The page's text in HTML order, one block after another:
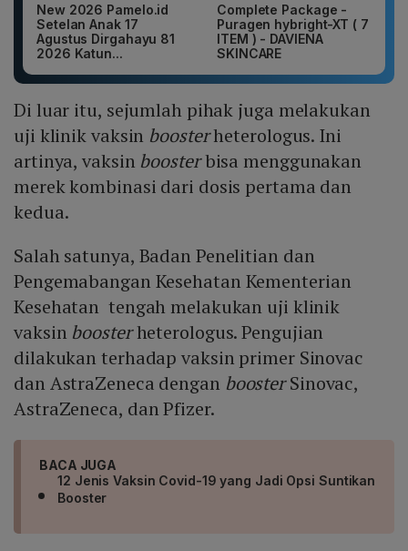
New 2026 Pamelo.id
Setelan Anak 17
Agustus Dirgahayu 81
2026 Katun...
Complete Package -
Puragen hybright-XT ( 7
ITEM ) - DAVIENA
SKINCARE
Di luar itu, sejumlah pihak juga melakukan
uji klinik vaksin boosterheterologus. Ini
artinya, vaksin boosterbisa menggunakan
merek kombinasi dari dosis pertama dan
kedua.
Salah satunya, Badan Penelitian dan
Pengemabangan Kesehatan Kementerian
Kesehatan tengah melakukan uji klinik
vaksin boosterheterologus. Pengujian
dilakukan terhadap vaksin primer Sinovac
dan AstraZeneca dengan boosterSinovac,
AstraZeneca, dan Pfizer.
BACA JUGA
12 Jenis Vaksin Covid-19 yang Jadi Opsi Suntikan
Booster